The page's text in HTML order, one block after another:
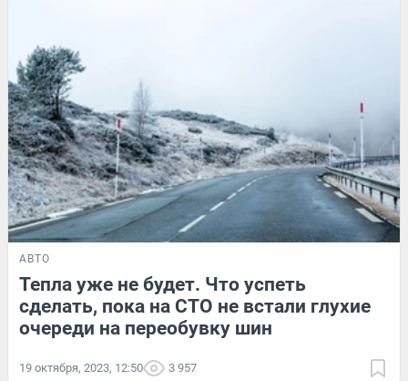
АВТО
Тепла уже не будет. Что успеть
сделать, пока на СТО не встали глухие
очереди на переобувку шин
19 октября, 2023, 12:50 3 957